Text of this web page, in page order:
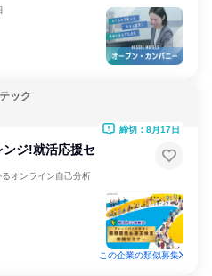
ック
ジ!就活応援セ
オンライン自己分析
締切：8月17日
この企業の類似募集